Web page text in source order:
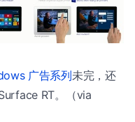
广告系列未完，还
RT。（via